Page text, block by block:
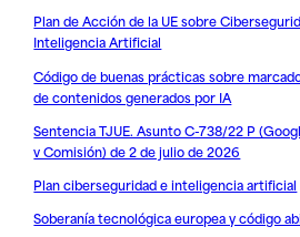
Plan de Acción de la UE sobre
Inteligencia Artificial
Código de buenas prácticas sobre
de contenidos generados por IA
Sentencia TJUE. Asunto C-738/22 P
v Comisión) de 2 de julio de 2026
Plan ciberseguridad e inteligencia artificial
Soberanía tecnológica europea y código